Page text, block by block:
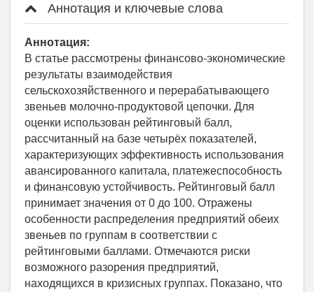
Аннотация и ключевые слова
Аннотация:
В статье рассмотрены финансово-экономические
результаты взаимодействия
сельскохозяйственного и перерабатывающего
звеньев молочно-продуктовой цепочки. Для
оценки использован рейтинговый балл,
рассчитанный на базе четырёх показателей,
характеризующих эффективность использования
авансированного капитала, платежеспособность
и финансовую устойчивость. Рейтинговый балл
принимает значения от 0 до 100. Отражены
особенности распределения предприятий обеих
звеньев по группам в соответствии с
рейтинговыми баллами. Отмечаются риски
возможного разорения предприятий,
находящихся в кризисных группах. Показано, что